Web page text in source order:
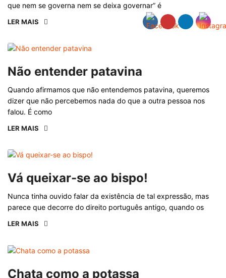
que nem se governa nem se deixa governar” é
LER MAIS
Não entender patavina
Quando afirmamos que não entendemos patavina, queremos
dizer que não percebemos nada do que a outra pessoa nos
falou. É como
LER MAIS
Vá queixar-se ao bispo!
Nunca tinha ouvido falar da existência de tal expressão, mas
parece que decorre do direito português antigo, quando os
LER MAIS
Chata como a potassa